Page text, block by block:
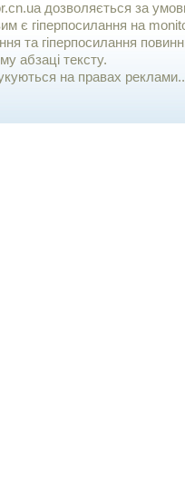
дозволяється за
є гiперпосилання на
та гіперпосилання
абзаці тексту.
на правах реклами..